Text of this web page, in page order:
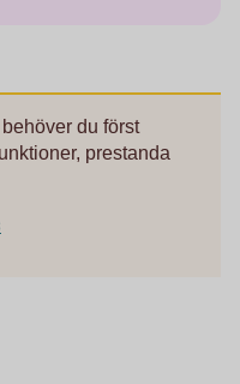
du först
prestanda